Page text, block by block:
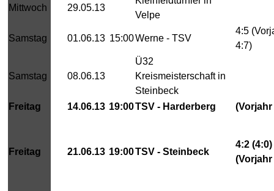
Mittwoch 29.05.13
Velpe
Samstag 01.06.13 15:00Werne - TSV
4:5
4:7)
Samstag 08.06.13
Ü32
Kreismeisterschaft in
Steinbeck
Freitag
14.06.13 19:00TSV - Harderberg (Vorjahr
Freitag 21.06.13 19:00TSV - Steinbeck
4:2 (4:0)